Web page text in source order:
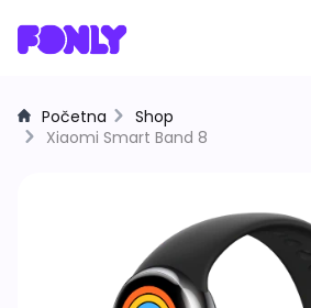
Aktuelno
Početna
Shop
Xiaomi Smart Band 8